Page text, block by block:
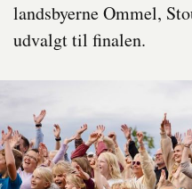
landsbyerne Ommel,
udvalgt til finalen.